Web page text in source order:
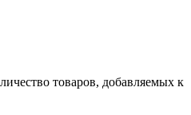
товаров, добавляемых к